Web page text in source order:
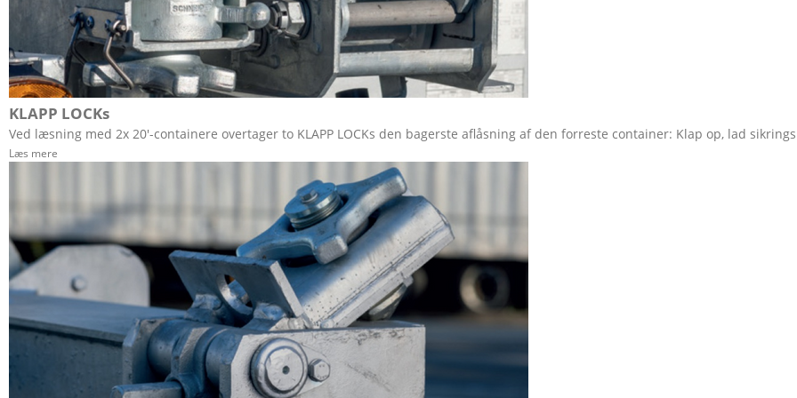
KLAPP LOCKs
Ved læsning med 2x 20'-containere overtager to KLAPP LOCKs den bagerste aflåsning af den forreste container: Klap op, lad
Læs mere